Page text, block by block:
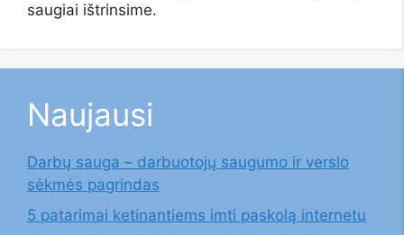
saugiai ištrinsime.
Naujausi
Darbų sauga – darbuotojų saugumo ir verslo
sėkmės pagrindas
5 patarimai ketinantiems imti paskolą internetu